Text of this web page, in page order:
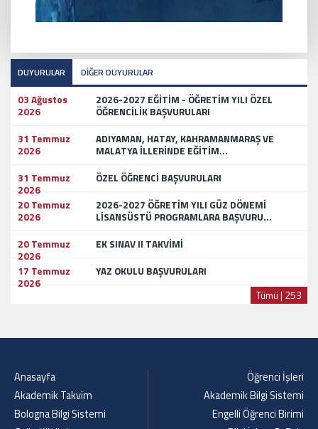
DUYURULAR DİĞER DUYURULAR
03 Ağustos
2026
2026-2027 EĞİTİM - ÖĞRETİM YILI ÖZEL
ÖĞRENCİLİK BAŞVURULARI
31 Temmuz
2026
ADIYAMAN, HATAY, KAHRAMANMARAŞ VE
MALATYA İLLERİNDE EĞİTİM...
31 Temmuz
2026
ÖZEL ÖĞRENCİ BAŞVURULARI
20 Temmuz
2026
2026-2027 ÖĞRETİM YILI GÜZ DÖNEMİ
LİSANSÜSTÜ PROGRAMLARA BAŞVURU...
20 Temmuz
2026
EK SINAV II TAKVİMİ
17 Temmuz
2026
YAZ OKULU BAŞVURULARI
Tümü | 253
Anasayfa
Akademik Takvim
Bologna Bilgi Sistemi
Öğrenci İşleri
Akademik Bilgi Sistemi
Engelli Öğrenci Birimi